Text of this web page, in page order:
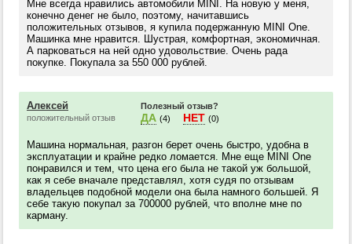
Мне всегда нравились автомобили MINI. На новую у меня,
конечно денег не было, поэтому, начитавшись
положительных отзывов, я купила подержанную MINI One.
Машинка мне нравится. Шустрая, комфортная, экономичная.
А парковаться на ней одно удовольствие. Очень рада
покупке. Покупала за 550 000 рублей.
Алексей
положительный отзыв
Полезный отзыв?
ДА (4) НЕТ (0)
Машина нормальная, разгон берет очень быстро, удобна в
эксплуатации и крайне редко ломается. Мне еще MINI One
понравился и тем, что цена его была не такой уж большой,
как я себе вначале представлял, хотя судя по отзывам
владельцев подобной модели она была намного большей. Я
себе такую покупал за 700000 рублей, что вполне мне по
карману.